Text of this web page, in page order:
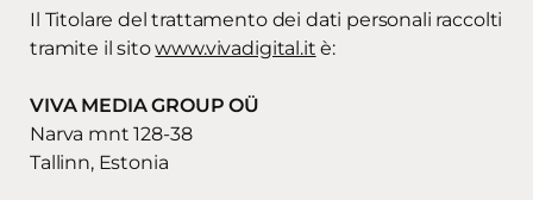
Il Titolare del trattamento dei dati personali raccolti
tramite il sitowww.vivadigital.it è:
VIVA MEDIA GROUP OÜ
Narva mnt 128-38
Tallinn, Estonia